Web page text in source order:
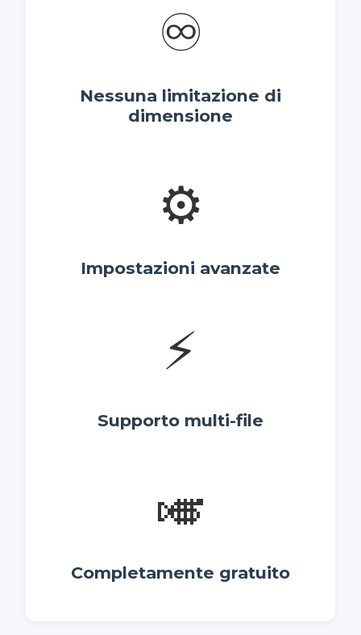
♾️
Nessuna limitazione di
dimensione
⚙️
Impostazioni avanzate
⚡
Supporto multi-file
🎺
Completamente gratuito